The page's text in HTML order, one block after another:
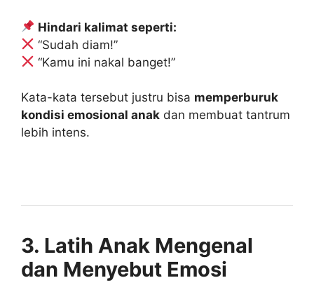
Hindari kalimat seperti:
“Sudah diam!”
“Kamu ini nakal banget!”
Kata-kata tersebut justru bisa memperburuk
kondisi emosional anak dan membuat tantrum
lebih intens.
3. Latih Anak Mengenal
dan Menyebut Emosi